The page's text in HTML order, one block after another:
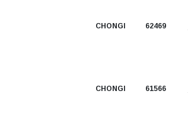
CHONGI 62469
CHONGI 61566